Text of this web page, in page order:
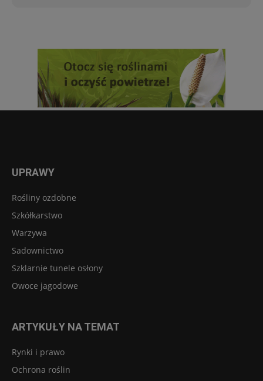
UPRAWY
Rośliny ozdobne
Szkółkarstwo
Warzywa
Sadownictwo
Szklarnie tunele osłony
Owoce jagodowe
ARTYKUŁY NA TEMAT
Rynki i prawo
Ochrona roślin